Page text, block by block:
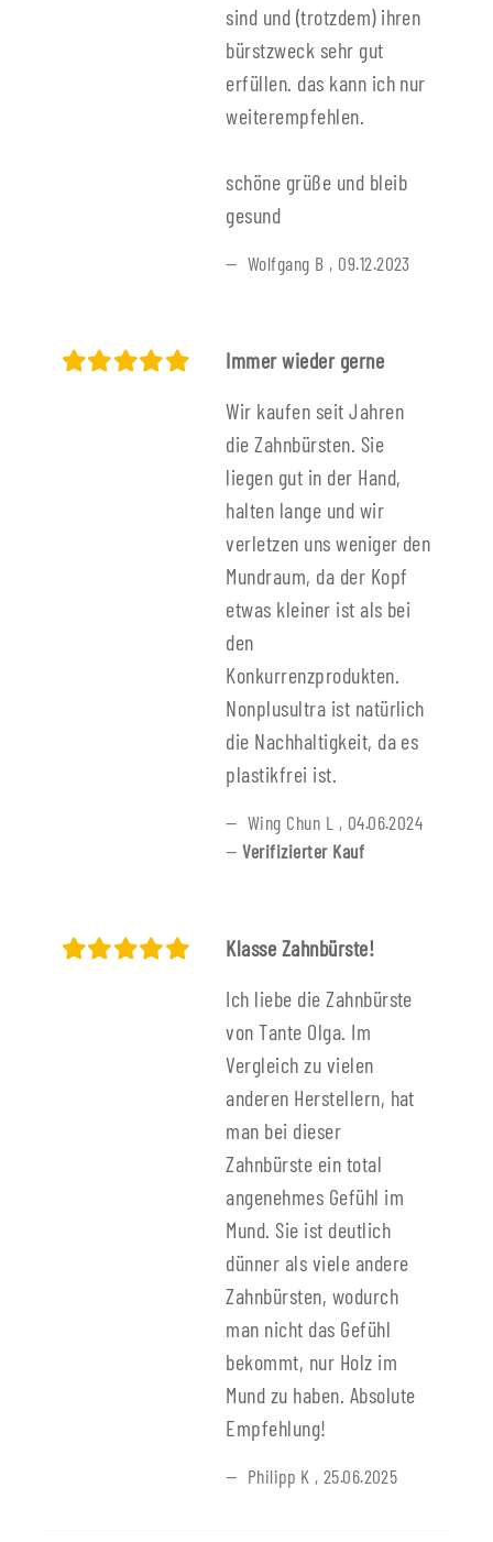
sind und (trotzdem) ihren
bürstzweck sehr gut
erfüllen. das kann ich nur
weiterempfehlen.
schöne grüße und bleib
gesund
Wolfgang B , 09.12.2023
Immer wieder gerne
Wir kaufen seit Jahren
die Zahnbürsten. Sie
liegen gut in der Hand,
halten lange und wir
verletzen uns weniger den
Mundraum, da der Kopf
etwas kleiner ist als bei
den
Konkurrenzprodukten.
Nonplusultra ist natürlich
die Nachhaltigkeit, da es
plastikfrei ist.
Wing Chun L , 04.06.2024
Verifizierter Kauf
Klasse Zahnbürste!
Ich liebe die Zahnbürste
von Tante Olga. Im
Vergleich zu vielen
anderen Herstellern, hat
man bei dieser
Zahnbürste ein total
angenehmes Gefühl im
Mund. Sie ist deutlich
dünner als viele andere
Zahnbürsten, wodurch
man nicht das Gefühl
bekommt, nur Holz im
Mund zu haben. Absolute
Empfehlung!
Philipp K , 25.06.2025